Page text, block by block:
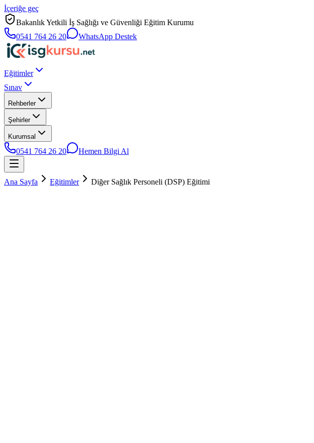
İçeriğe geç
Bakanlık Yetkili İş Sağlığı ve Güvenliği Eğitim Kurumu
0541 764 26 20
WhatsApp Destek
Eğitimler
Sınav
Rehberler
Şehirler
Kurumsal
0541 764 26 20 Hemen Bilgi Al
Ana Sayfa Eğitimler Diğer Sağlık Personeli (DSP) Eğitimi